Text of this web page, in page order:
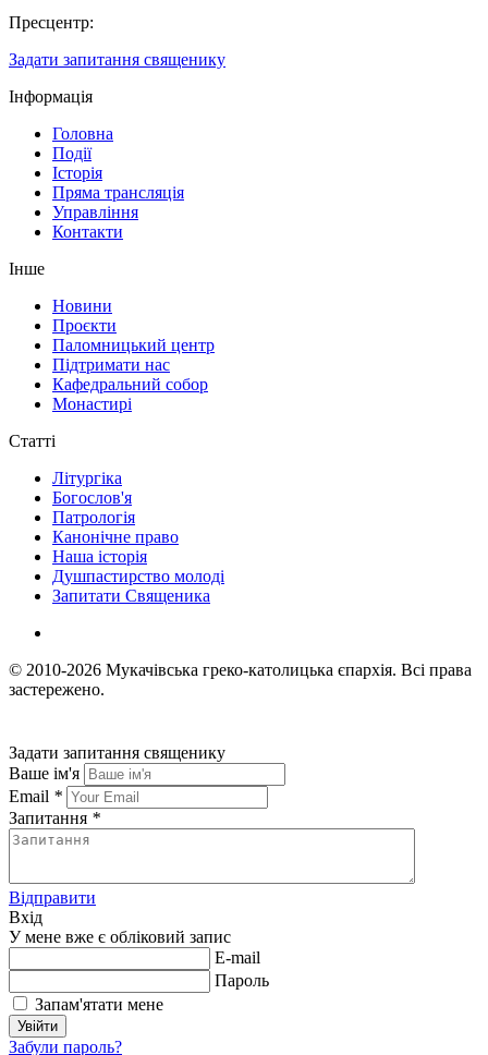
Пресцентр:
Задати запитання священику
Інформація
Головна
Події
Історія
Пряма трансляція
Управління
Контакти
Інше
Новини
Проєкти
Паломницький центр
Підтримати нас
Кафедральний собор
Монастирі
Статті
Літургіка
Богослов'я
Патрологія
Канонічне право
Наша історія
Душпастирство молоді
Запитати Священика
© 2010-2026 Мукачівська греко-католицька єпархія. Всі права
застережено.
Задати запитання священику
Ваше ім'я
Email *
Запитання *
Відправити
Вхід
У мене вже є обліковий запис
E-mail
Пароль
Запам'ятати мене
Увійти
Забули пароль?